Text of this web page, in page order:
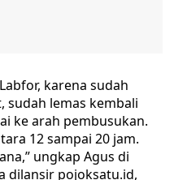
karena sudah
sudah lemas kembali
ke arah pembusukan.
12 sampai 20 jam.
ungkap Agus di
dilansir pojoksatu.id,